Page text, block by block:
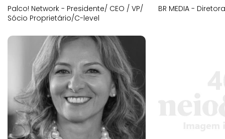
Palco! Network - Presidente/ CEO / VP/
Sócio Proprietário/C-level
BR MEDIA -